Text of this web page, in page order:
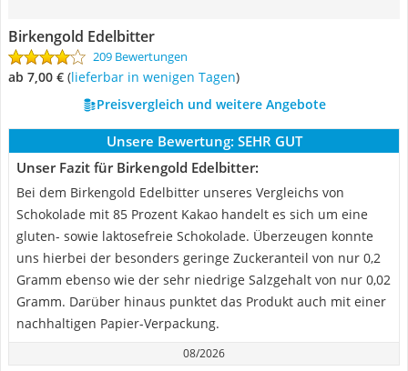
Birkengold Edelbitter
209 Bewertungen
ab 7,00 € ( Lieferbar in wenigen Tagen)
Preisvergleich und weitere Angebote
Unsere Bewertung: SEHR GUT
Unser Fazit für Birkengold Edelbitter:
Bei dem Birkengold Edelbitter unseres Vergleichs von
Schokolade mit 85 Prozent Kakao handelt es sich um eine
gluten- sowie laktosefreie Schokolade. Überzeugen konnte
uns hierbei der besonders geringe Zuckeranteil von nur 0,2
Gramm ebenso wie der sehr niedrige Salzgehalt von nur 0,02
Gramm. Darüber hinaus punktet das Produkt auch mit einer
nachhaltigen Papier-Verpackung.
08/2026